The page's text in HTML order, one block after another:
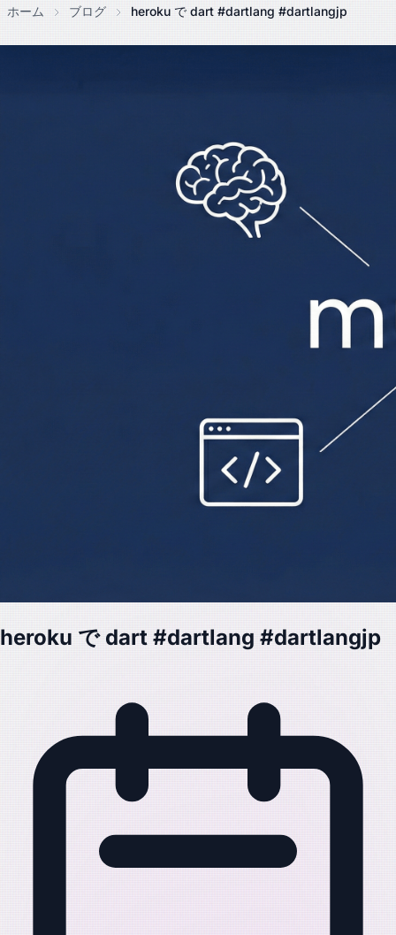
ホーム ブログ heroku で dart #dartlang #dartlangjp
heroku で dart #dartlang #dartlangjp